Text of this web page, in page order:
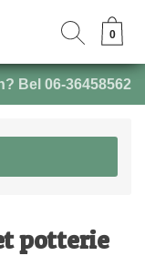
Bel 06-36458562
0
0
potterie